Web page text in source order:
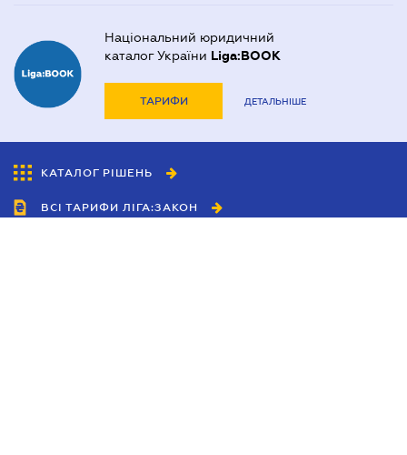
Національний юридичний
каталог України Liga:BOOK
ТАРИФИ ДЕТАЛЬНІШЕ
КАТАЛОГ РІШЕНЬ
ВСІ ТАРИФИ ЛІГА:ЗАКОН